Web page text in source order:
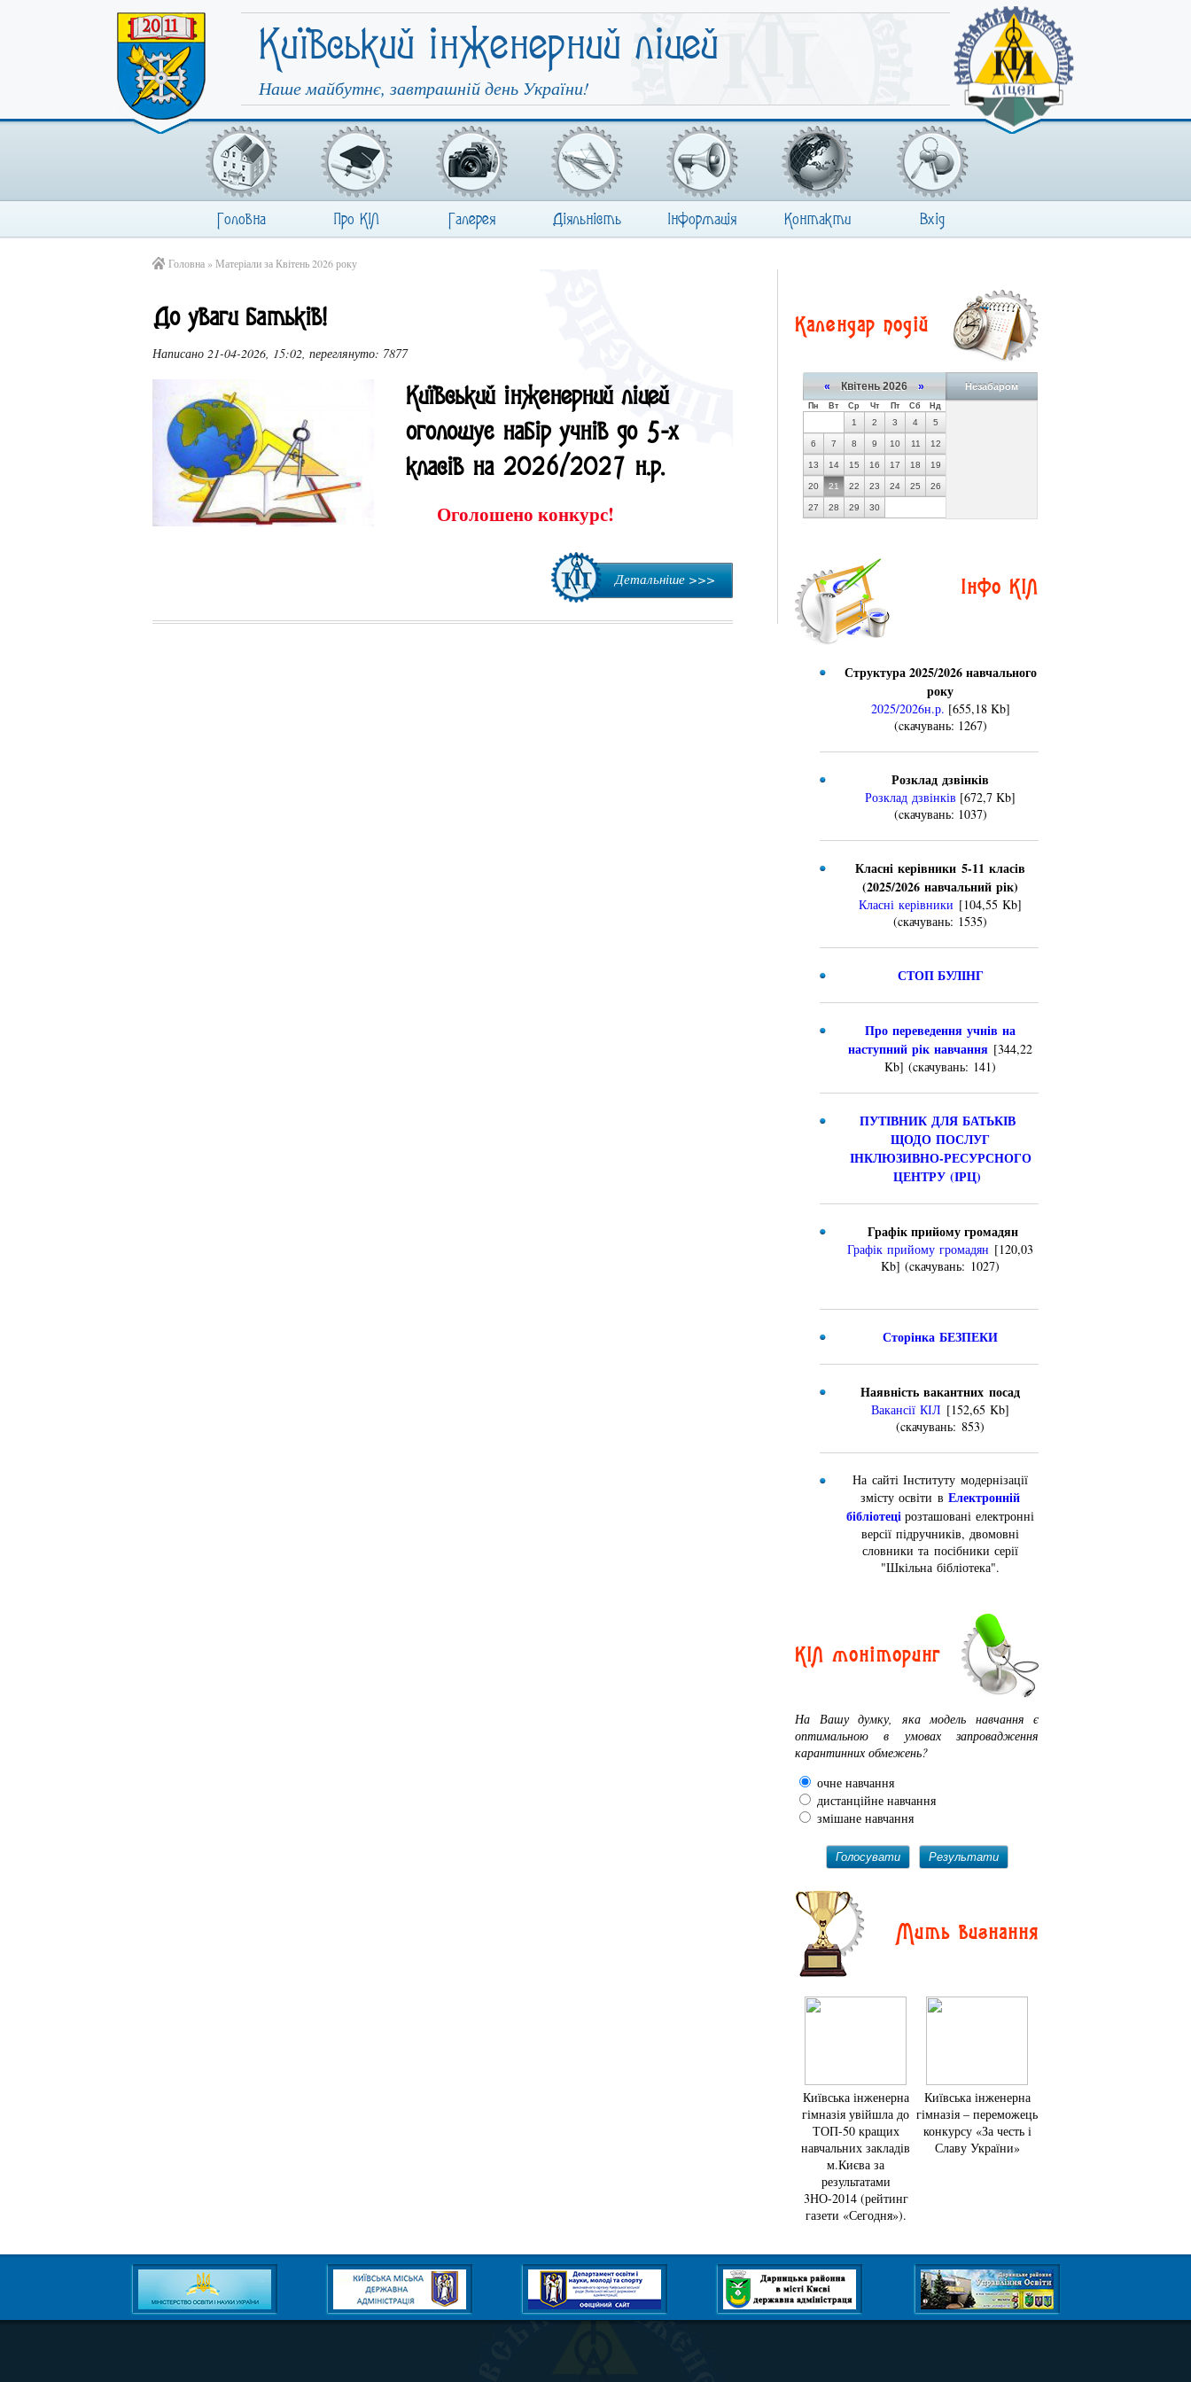
Київський інженерний ліцей
Наше майбутнє, завтрашній день України!
Головна Про КІЛ Галерея Діяльність Інформація Контакти Вхід
Головна » Матеріали за Квітень 2026 року
До уваги батьків!
Написано 21-04-2026, 15:02, переглянуто: 7877
Київський інженерний ліцей
оголошує набір учнів до 5-х
класів на 2026/2027 н.р.
Оголошено конкурс!
Детальніше >>>
Календар подій
« Квітень 2026 »
Пн Вт Ср Чт Пт Сб Нд
1 2 3 4 5
6 7 8 9 10 11 12
13 14 15 16 17 18 19
20 21 22 23 24 25 26
27 28 29 30
Незабаром
Інфо КІЛ
Структура 2025/2026 навчального
року
2025/2026н.р. [655,18 Kb]
(cкачувань: 1267)
Розклад дзвінків
Розклад дзвінків [672,7 Kb]
(cкачувань: 1037)
Класні керівники 5-11 класів
(2025/2026 навчальний рік)
Класні керівники [104,55 Kb]
(cкачувань: 1535)
СТОП БУЛІНГ
Про переведення учнів на
наступний рік навчання [344,22
Kb] (cкачувань: 141)
ПУТІВНИК ДЛЯ БАТЬКІВ
ЩОДО ПОСЛУГ
ІНКЛЮЗИВНО-РЕСУРСНОГО
ЦЕНТРУ (ІРЦ)
Графік прийому громадян
Графік прийому громадян [120,03
Kb] (cкачувань: 1027)
Сторінка БЕЗПЕКИ
Наявність вакантних посад
Вакансії КІЛ [152,65 Kb]
(cкачувань: 853)
На сайті Інституту модернізації
змісту освіти вЕлектронній
бібліотеці розташовані електронні
версії підручників, двомовні
словники та посібники серії
"Шкільна бібліотека".
КІЛ моніторинг
На Вашу думку, яка модель навчання є
оптимальною в умовах запровадження
карантинних обмежень?
очне навчання
дистанційне навчання
змішане навчання
Голосувати Результати
Мить визнання
Київська інженерна
гімназія увійшла до
ТОП-50 кращих
навчальних закладів
м.Києва за
результатами
3НО-2014 (рейтинг
газети «Сегодня»).
Київська інженерна
гімназія – переможець
конкурсу «За честь і
Славу України»